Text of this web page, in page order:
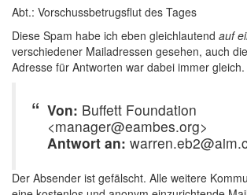
Abt.: Vorschussbetrugsflut des Tages
Diese Spam habe ich eben gleichlautend auf
verschiedener Mailadressen gesehen, auch
Adresse für Antworten war dabei immer gleich.
Von: Buffett Foundation
<manager@eambes.org>
Antwort an:
Der Absender ist gefälscht. Alle weitere